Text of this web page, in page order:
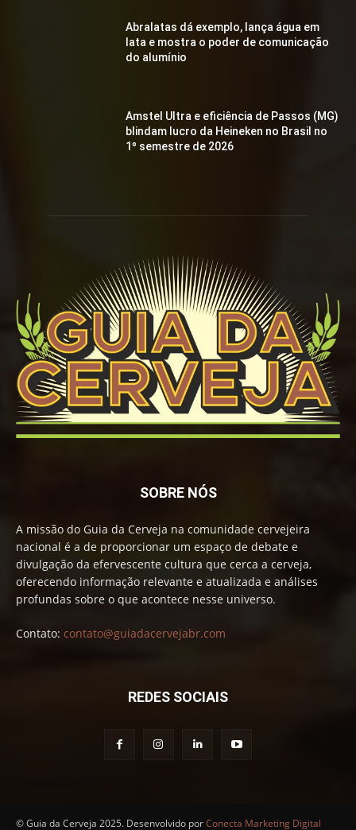
Abralatas dá exemplo, lança água em
lata e mostra o poder de comunicação
do alumínio
Amstel Ultra e eficiência de Passos (MG)
blindam lucro da Heineken no Brasil no
1º semestre de 2026
SOBRE NÓS
A missão do Guia da Cerveja na comunidade cervejeira
nacional é a de proporcionar um espaço de debate e
divulgação da efervescente cultura que cerca a cerveja,
oferecendo informação relevante e atualizada e análises
profundas sobre o que acontece nesse universo.
Contato: contato@guiadacervejabr.com
REDES SOCIAIS
© Guia da Cerveja 2025. Desenvolvido porConecta Marketing Digital